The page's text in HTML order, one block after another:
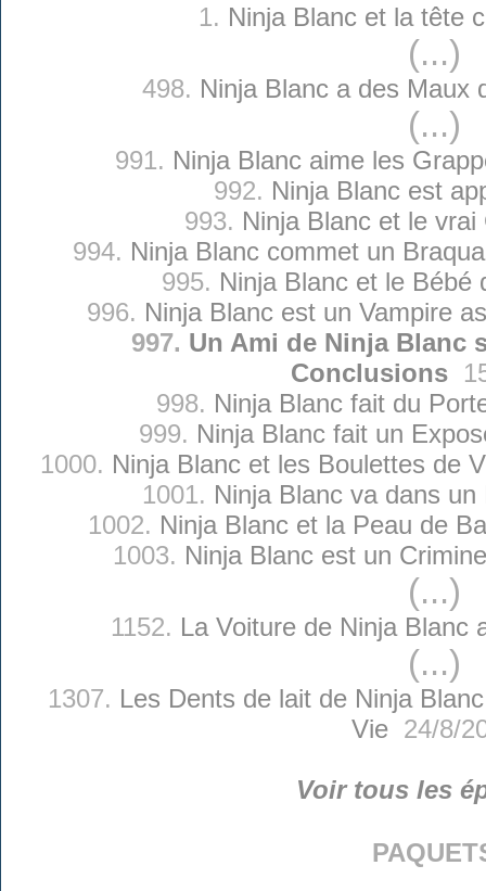
1. Ninja Blanc et la tête
(...)
498. Ninja Blanc a des Maux
(...)
991. Ninja Blanc aime les
992. Ninja Blanc est
993. Ninja Blanc et le vrai
994. Ninja Blanc commet un
995. Ninja Blanc et le Bébé
996. Ninja Blanc est un Vampire
997. Un Ami de Ninja Blanc
Conclusions
998. Ninja Blanc fait du
999. Ninja Blanc fait un
1000. Ninja Blanc et les Boulettes de
1001. Ninja Blanc va dans un
1002. Ninja Blanc et la Peau de
1003. Ninja Blanc est un
(...)
1152. La Voiture de Ninja Blanc
(...)
1307. Les Dents de lait de Ninja
Vie24/8/
Voir tous les